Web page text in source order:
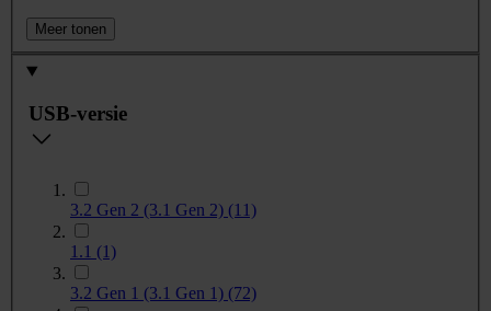
Meer tonen
USB-versie
3.2 Gen 2 (3.1 Gen 2) (11)
1.1 (1)
3.2 Gen 1 (3.1 Gen 1) (72)